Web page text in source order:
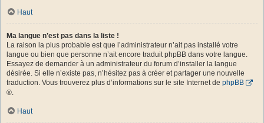
Haut
Ma langue n’est pas dans la liste !
La raison la plus probable est que l’administrateur n’ait pas installé votre
langue ou bien que personne n’ait encore traduit phpBB dans votre langue.
Essayez de demander à un administrateur du forum d’installer la langue
désirée. Si elle n’existe pas, n’hésitez pas à créer et partager une nouvelle
traduction. Vous trouverez plus d’informations sur le site Internet de phpBB
®.
Haut